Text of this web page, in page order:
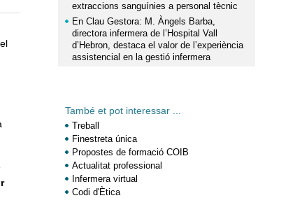
extraccions sanguínies a personal tècnic
En Clau Gestora: M. Àngels Barba,
directora infermera de l’Hospital Vall
d’Hebron, destaca el valor de l’experiència
assistencial en la gestió infermera
També et pot interessar ...
Treball
Finestreta única
Propostes de formació COIB
Actualitat professional
Infermera virtual
Codi d'Ètica